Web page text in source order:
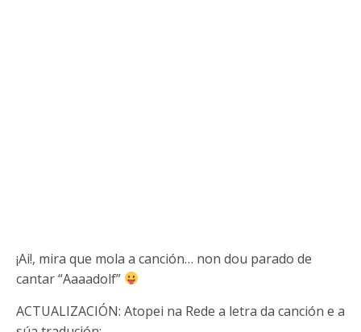
¡Ai!, mira que mola a canción… non dou parado de
cantar “Aaaadolf”
ACTUALIZACIÓN: Atopei na Rede a letra da canción e a